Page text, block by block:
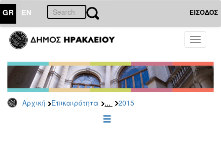
GR EN ΕΙΣΟΔΟΣ
Toggle
Αρχική Επικαιρότητα ... 2015
ΕΠΙΚΑΙΡΟΤΗΤΑ
Τύπου
Αρχείο
2026
2025